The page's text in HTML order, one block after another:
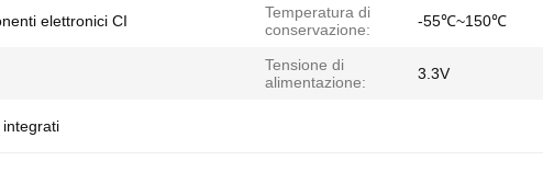
elettronici CI
Temperatura di
conservazione:
-55℃~150℃
Tensione di
alimentazione:
3.3V
integrati